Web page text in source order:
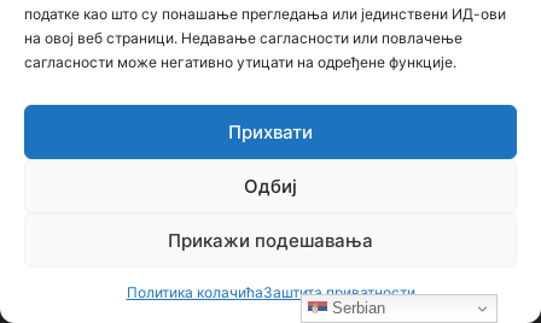
податке као што су понашање прегледања или јединствени ИД-ови
на овој веб страници. Недавање сагласности или повлачење
сагласности може негативно утицати на одређене функције.
Прихвати
Одбиј
Прикажи подешавања
Политика колачићаЗаштита приватности
Контакт: тел. +381 652061021
редакција –bojanic73@gmail.com
Сајт није под финансијским, политичким и идеолошким
утицајем ни једне политичке опције или организације. Сајт није
Serbian